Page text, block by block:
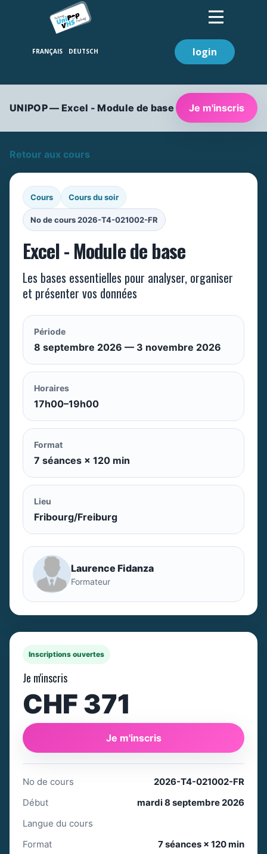
login
UNIPOP — Excel - Module de base Je m'inscris
Retour aux cours
Cours Cours du soir
No de cours 2026-T4-021002-FR
Excel - Module de base
Les bases essentielles pour analyser, organiser
et présenter vos données
Période
8 septembre 2026 — 3 novembre 2026
Horaires
17h00–19h00
Format
7 séances × 120 min
Lieu
Fribourg/Freiburg
Laurence Fidanza
Formateur
Inscriptions ouvertes
Je m'inscris
CHF 371
Je m'inscris
No de cours
2026-T4-021002-FR
Début
mardi 8 septembre 2026
Langue du cours
Format
7 séances × 120 min